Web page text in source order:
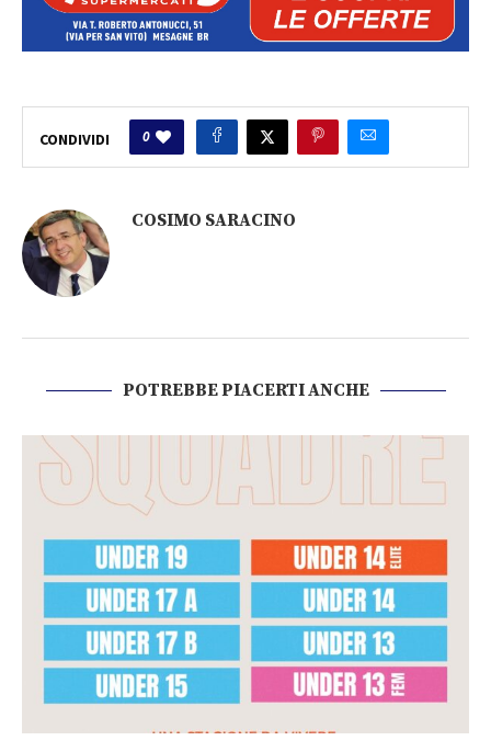
CONDIVIDI 0
COSIMO SARACINO
POTREBBE PIACERTI ANCHE